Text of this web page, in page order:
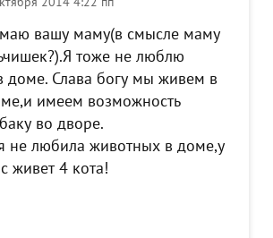
вашу маму(в смысле маму
тоже не люблю
доме. Слава богу мы живем в
имеем возможность
во дворе.
не любила животных в доме,у
живет 4 кота!